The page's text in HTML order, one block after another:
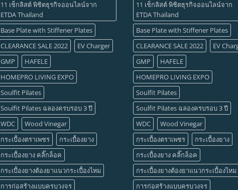
11 เช็กลิสต์ พิชิตธุรกิจออนไลน์จาก
ETDA Thailand
Base Plate with Stiffener Plates
CLEARANCE SALE 2022
EV Charger
GMP
HAFELE
HOMEPRO LIVING EXPO
Soulfit Pilates
Soulfit Pilates ฉลองครบรอบ 3 ปี
WDC
Wood Vinegar
กระเบื้องตราเพชร
กระเบื้องยาง
กระเบื้องยาง คลิ๊กล็อค
กระเบื้องยางต้องยาแนวกระเบื้องไหม
การก่อสร้างแบบครบวงจร
11 เช็กลิสต์ พิชิตธุรกิจออนไลน์จาก
ETDA Thailand
Base Plate with Stiffener Plates
CLEARANCE SALE 2022
EV
GMP
HAFELE
HOMEPRO LIVING EXPO
Soulfit Pilates
Soulfit Pilates ฉลองครบรอบ 3 ปี
WDC
Wood Vinegar
กระเบื้องตราเพชร
กระเบื้องยาง
กระเบื้องยาง คลิ๊กล็อค
กระเบื้องยางต้องยาแนวกระเบื้องไหม
การก่อสร้างแบบครบวงจร